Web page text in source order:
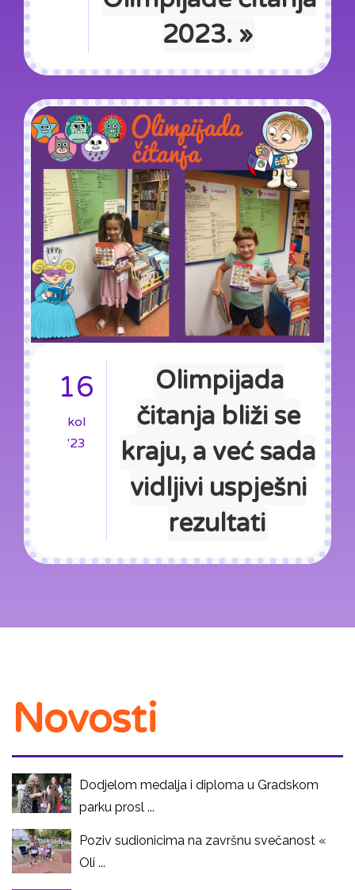
2023. »
16
kol
'23
Olimpijada
čitanja bliži se
kraju, a već sada
vidljivi uspješni
rezultati
Novosti
Dodjelom medalja i diploma u Gradskom
parku prosl ...
Poziv sudionicima na završnu svečanost «
Oli ...